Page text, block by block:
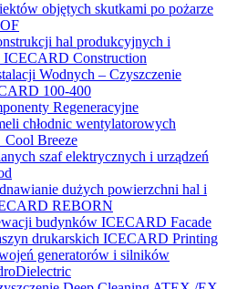
objętych skutkami po pożarze
hal produkcyjnych i
ICECARD Construction
Wodnych – Czyszczenie
100-400
Regeneracyjne
chłodnic wentylatorowych
Breeze
szaf elektrycznych i urządzeń
dużych powierzchni hal i
REBORN
budynków ICECARD Facade
drukarskich ICECARD Printing
generatorów i silników